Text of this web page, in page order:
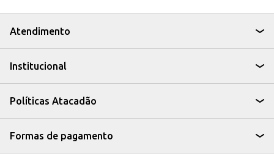
Atendimento
Institucional
Políticas Atacadão
Formas de pagamento